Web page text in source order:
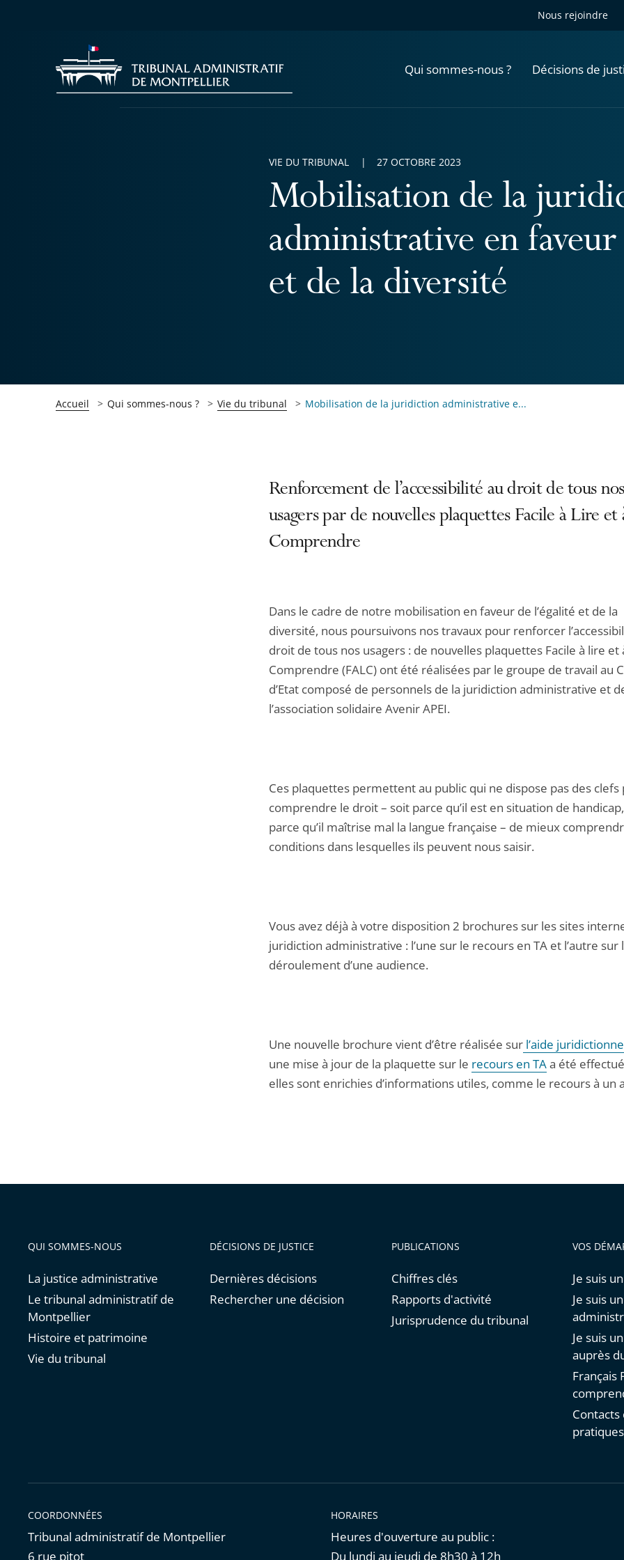
Nous rejoindre
Qui sommes-nous ? Décisions de
Mobilisation de la
administrative en faveur
et de la diversité
VIE DU TRIBUNAL 27 OCTOBRE 2023
Accueil Qui sommes-nous ? Vie du tribunal Mobilisation de la juridiction administrative e...
Renforcement de l’accessibilité au droit de tous nos
usagers par de nouvelles plaquettes Facile à Lire et
Comprendre
Dans le cadre de notre mobilisation en faveur de l’égalité et de la
diversité, nous poursuivons nos travaux pour renforcer
droit de tous nos usagers : de nouvelles plaquettes Facile à lire et
Comprendre (FALC) ont été réalisées par le groupe de travail au
d’Etat composé de personnels de la juridiction administrative et
l’association solidaire Avenir APEI.
Ces plaquettes permettent au public qui ne dispose pas des clefs
comprendre le droit – soit parce qu’il est en situation de
parce qu’il maîtrise mal la langue française – de mieux
conditions dans lesquelles ils peuvent nous saisir.
Vous avez déjà à votre disposition 2 brochures sur les sites
juridiction administrative : l’une sur le recours en TA et l’autre sur
déroulement d’une audience.
Une nouvelle brochure vient d’être réalisée sur l’aide
une mise à jour de la plaquette sur le recours en TAa été
elles sont enrichies d’informations utiles, comme le recours à un
QUI SOMMES-NOUS
La justice administrative
Le tribunal administratif de
Montpellier
Histoire et patrimoine
Vie du tribunal
DÉCISIONS DE JUSTICE
Dernières décisions
Rechercher une décision
PUBLICATIONS
Chiffres clés
Rapports d'activité
Jurisprudence du tribunal
VOS
Je suis
Je suis
Je suis
auprès
Français
pratiques
COORDONNÉES
Tribunal administratif de Montpellier
6 rue pitot
HORAIRES
Heures d'ouverture au public :
Du lundi au jeudi de 8h30 à 12h